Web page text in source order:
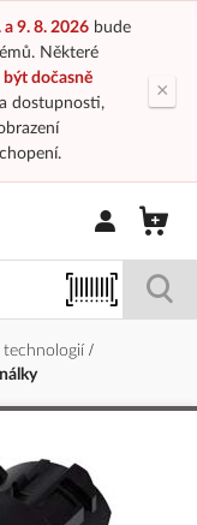
a 9. 8. 2026bude
Některé
dočasně
dostupnosti,
×
Přihlásit/
technologií